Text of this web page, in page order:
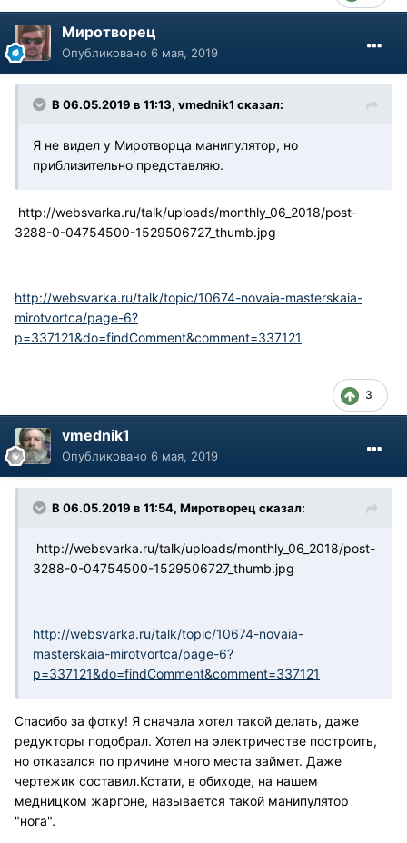
Миротворец
Опубликовано 6 мая, 2019
В 06.05.2019 в 11:13, vmednik1 сказал:
Я не видел у Миротворца манипулятор, но
приблизительно представляю.
http://websvarka.ru/talk/uploads/monthly_06_2018/post-
3288-0-04754500-1529506727_thumb.jpg
http://websvarka.ru/talk/topic/10674-novaia-masterskaia-
mirotvortca/page-6?
p=337121&do=findComment&comment=337121
3
vmednik1
Опубликовано 6 мая, 2019
В 06.05.2019 в 11:54, Миротворец сказал:
http://websvarka.ru/talk/uploads/monthly_06_2018/post-
3288-0-04754500-1529506727_thumb.jpg
http://websvarka.ru/talk/topic/10674-novaia-
masterskaia-mirotvortca/page-6?
p=337121&do=findComment&comment=337121
Спасибо за фотку! Я сначала хотел такой делать, даже
редукторы подобрал. Хотел на электричестве построить,
но отказался по причине много места займет. Даже
чертежик составил.Кстати, в обиходе, на нашем
медницком жаргоне, называется такой манипулятор
"нога".